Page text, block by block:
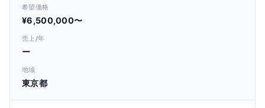
希望価格
¥6,500,000〜
売上/年
ー
地域
東京都